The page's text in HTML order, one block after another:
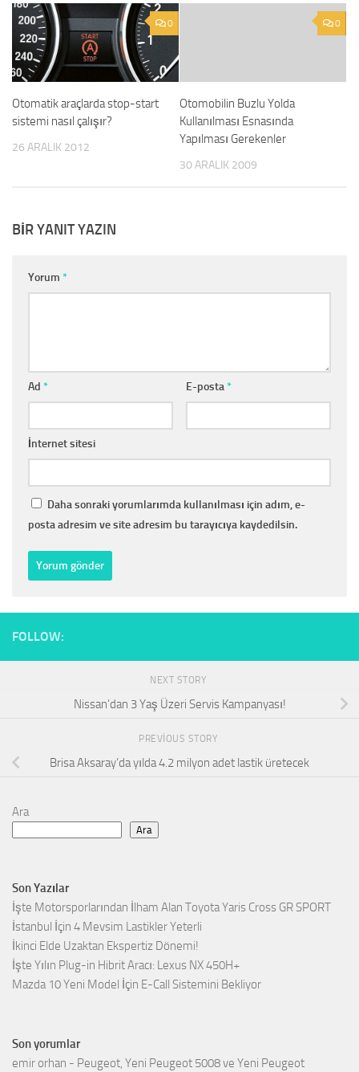
0
Otomatik araçlarda stop-start
sistemi nasıl çalışır?
26 ARALIK 2012
0
Otomobilin Buzlu Yolda
Kullanılması Esnasında
Yapılması Gerekenler
30 ARALIK 2009
BIR YANIT YAZIN
Yorum *
Ad * E-posta*
İnternet sitesi
Daha sonraki yorumlarımda kullanılması için adım, e-
posta adresim ve site adresim bu tarayıcıya kaydedilsin.
FOLLOW:
NEXT STORY
Nissan’dan 3 Yaş Üzeri Servis Kampanyası!
PREVIOUS STORY
Brisa Aksaray’da yılda 4.2 milyon adet lastik üretecek
Ara
Ara
Son Yazılar
İşte Motorsporlarından İlham Alan Toyota Yaris Cross GR SPORT
İstanbul İçin 4 Mevsim Lastikler Yeterli
İkinci Elde Uzaktan Ekspertiz Dönemi!
İşte Yılın Plug-in Hibrit Aracı: Lexus NX 450H+
Mazda 10 Yeni Model İçin E-Call Sistemini Bekliyor
Son yorumlar
emir orhan - Peugeot, Yeni Peugeot 5008 ve Yeni Peugeot